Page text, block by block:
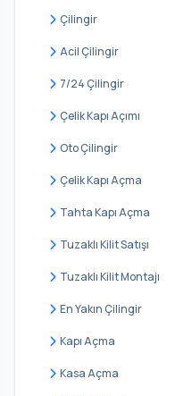
Çilingir
Acil Çilingir
7/24 Çilingir
Çelik Kapı Açımı
Oto Çilingir
Çelik Kapı Açma
Tahta Kapı Açma
Tuzaklı Kilit Satışı
Tuzaklı Kilit Montajı
En Yakın Çilingir
Kapı Açma
Kasa Açma